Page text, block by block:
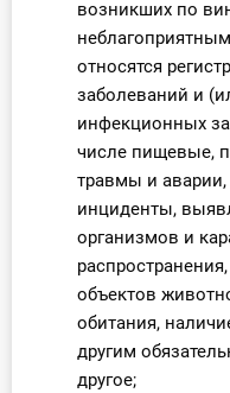
возникших по
относятся
заболеваний и
инфекционных
числе пищевые,
травмы и
инциденты,
организмов и
объектов
обитания,
другим
другое;